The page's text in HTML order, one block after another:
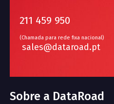
211 459 950
(Chamada para rede fixa nacional)
sales@dataroad.pt
Sobre a DataRoad